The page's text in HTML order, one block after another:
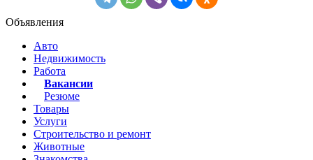
Объявления
Авто
Недвижимость
Работа
Вакансии
Резюме
Товары
Услуги
Строительство и ремонт
Животные